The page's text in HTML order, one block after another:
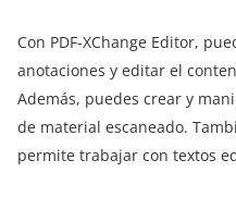
Con PDF-XChange Editor,
anotaciones y editar el
Además, puedes crear y
de material escaneado.
permite trabajar con textos